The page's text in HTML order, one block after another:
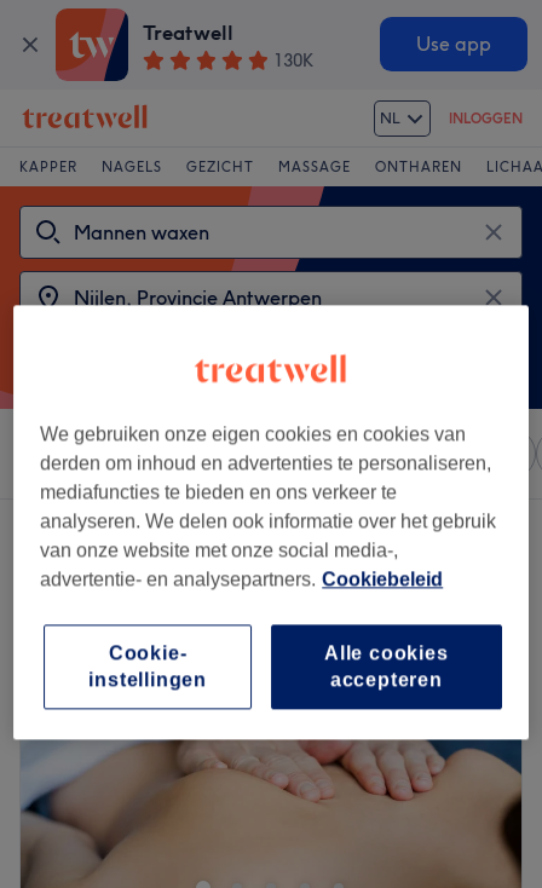
Treatwell
130K
Use app
NL INLOGGEN
KAPPER NAGELS GEZICHT MASSAGE ONTHAREN
Sorteer op Elke prijs Salons Expresaanbiedingen
2 salons met:
mannen waxen in de buurt van Nijlen, Provincie Antwerpen
We gebruiken onze eigen cookies en cookies van
derden om inhoud en advertenties te personaliseren,
mediafuncties te bieden en ons verkeer te
analyseren. We delen ook informatie over het gebruik
van onze website met onze social media-,
advertentie- en analysepartners. Cookiebeleid
Alle cookies
accepteren
Cookie-
instellingen